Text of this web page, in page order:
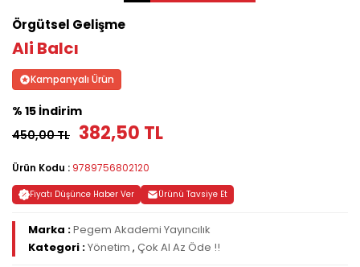
Örgütsel Gelişme
Ali Balcı
Kampanyalı Ürün
% 15 İndirim
450,00 TL 382,50 TL
Ürün Kodu : 9789756802120
Fiyatı Düşünce Haber Ver Ürünü Tavsiye Et
Marka :Pegem Akademi Yayıncılık
Kategori :Yönetim , Çok Al Az Öde !!